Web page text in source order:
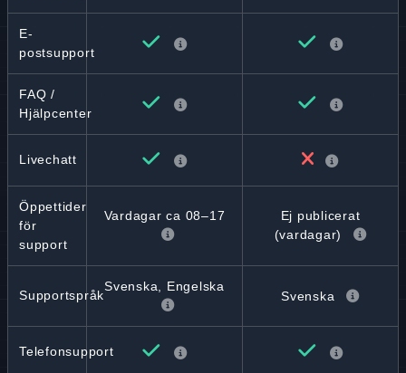
E-
postsupport
FAQ /
Hjälpcenter
Livechatt
Öppettider
för
support
Vardagar ca 08–17
Ej publicerat
(vardagar)
Supportspråk
Svenska, Engelska
Svenska
Telefonsupport